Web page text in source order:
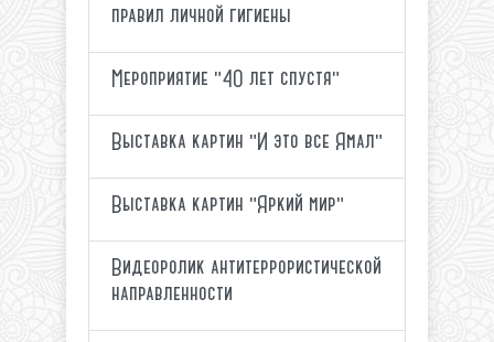
правил личной гигиены
Мероприятие "40 лет спустя"
Выставка картин "И это все Ямал"
Выставка картин "Яркий мир"
Видеоролик антитеррористической
направленности